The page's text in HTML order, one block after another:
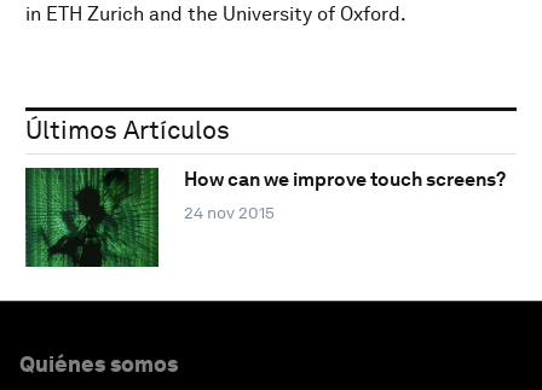
in ETH Zurich and the University of Oxford.
Últimos Artículos
How can we improve touch screens?
24 nov 2015
Quiénes somos